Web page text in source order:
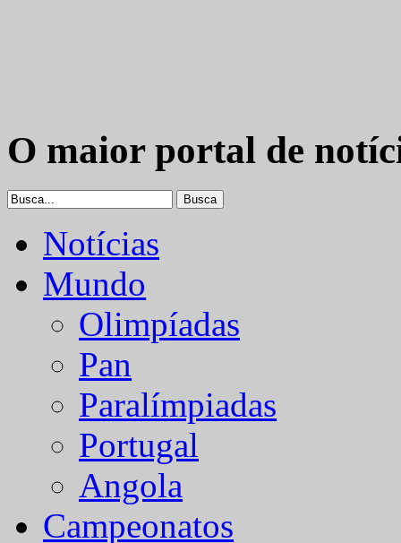
O maior portal de
Notícias
Mundo
Olimpíadas
Pan
Paralímpiadas
Portugal
Angola
Campeonatos